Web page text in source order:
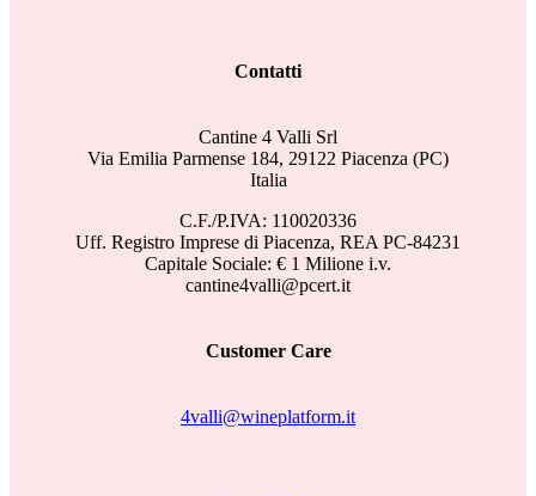
Contatti
Cantine 4 Valli Srl
Via Emilia Parmense 184, 29122 Piacenza (PC)
Italia
C.F./P.IVA: 110020336
Uff. Registro Imprese di Piacenza, REA PC-84231
Capitale Sociale: € 1 Milione i.v.
cantine4valli@pcert.it
Customer Care
4valli@wineplatform.it